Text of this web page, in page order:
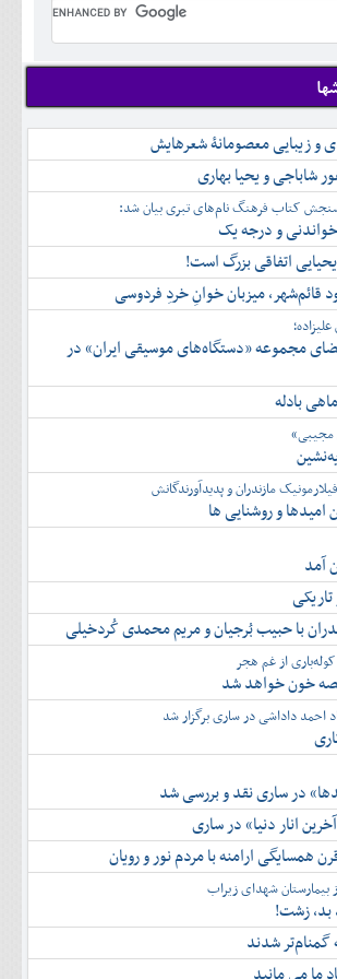
و زیبایی معصومانۀ شعرهایش
شاباجی و یحیا بهاری
کتاب فرهنگ نام‌های تبری بیان شد:
و درجه یک
اتفاقی بزرگ است!
قائم‌شهر، میزبان خوانِ خردِ فردوسی
مجموعه «دستگاه‌های موسیقی ایران» در
بادله
مجیبی»
مازندران و پدیدآورندگانش
و روشنایی ها
آمد
با حبیب بُرجیان و مریم محمدی کُردخیلی
از غم هجر
خون خواهد شد
احمد داداشی در ساری برگزار شد
در ساری نقد و بررسی شد
انار دنیا» در ساری
همسایگی ارامنه با مردم نور و رویان
بیمارستان شهدای زیراب
بد، زشت!
شدند